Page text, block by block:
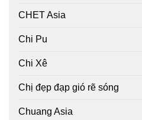
CHET Asia
Chi Pu
Chi Xê
Chị đẹp đạp gió rẽ sóng
Chuang Asia